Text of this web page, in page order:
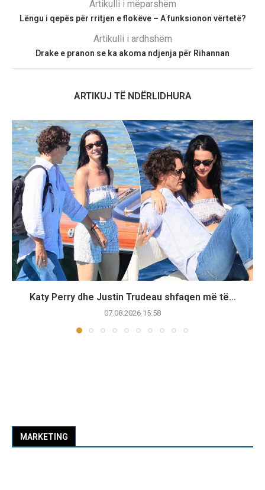
Artikulli i mëparshëm
Lëngu i qepës për rritjen e flokëve – A funksionon vërtetë?
Artikulli i ardhshëm
Drake e pranon se ka akoma ndjenja për Rihannan
ARTIKUJ TË NDËRLIDHURA
Katy Perry dhe Justin Trudeau shfaqen më të...
07.08.2026 15:58
MARKETING